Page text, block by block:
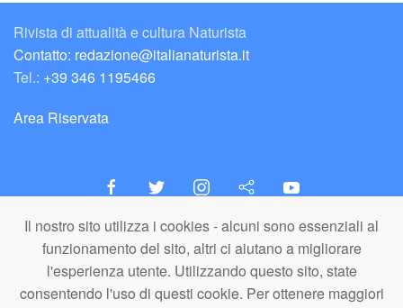
Il nostro sito utilizza i cookies - alcuni sono essenziali al
funzionamento del sito, altri ci aiutano a migliorare
l'esperienza utente. Utilizzando questo sito, state
consentendo l'uso di questi cookie. Per ottenere maggiori
Rivista di attualità e cultura Naturista
Contatto: redazione@italianaturista.it
Tel.: +39 346 1195466
Area Riservata
italiaNATURISTA
Editore e Redazione
A.N.ITA. Associazione Naturista Italiana (APS)
C.F. 80203710159